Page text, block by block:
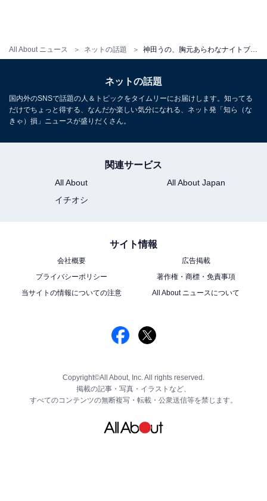
All About ニュース ネットの話題
ネットの話題
国内外のSNSで話題の人＆トピックをタイムリーにお届けします。知ってる
だけでちょっと得する、なんだか楽しい気分になれる、ネット発「知ら（な
きゃ）損」ニュースが盛りだくさん。
関連サービス
All About
All About Japan
イチオシ
サイト情報
会社概要
広告掲載
プライバシーポリシー
著作権・商標・免責事項
当サイトの情報についての注意
All About ニュースについて
Copyright©All About, Inc. All rights reserved.
掲載の記事・写真・イラストなど、
すべてのコンテンツの無断複写・転載・公衆送信等を禁じます。